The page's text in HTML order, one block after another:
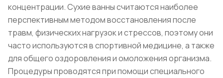
концентрации. Сухие ванны считаются наиболее
перспективным методом восстановления после
травм, физических нагрузок и стрессов, поэтому они
часто используются в спортивной медицине, а также
для общего оздоровления и омоложения организма.
Процедуры проводятся при помощи специального